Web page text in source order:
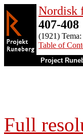
Nordisk
407-408
(1921) Tema:
Table of
Project
Full